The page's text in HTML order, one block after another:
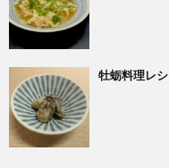
牡蛎料理レ